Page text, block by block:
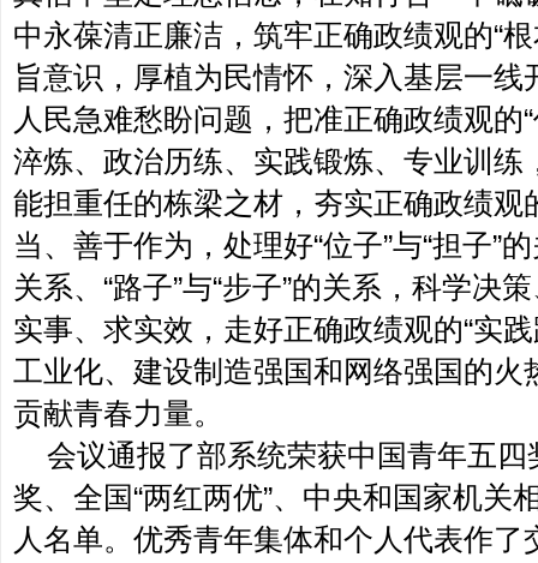
中永葆清正廉洁，筑牢正确政绩观的“
旨意识，厚植为民情怀，深入基层一
人民急难愁盼问题，把准正确政绩观的
淬炼、政治历练、实践锻炼、专业训练
能担重任的栋梁之材，夯实正确政绩观
当、善于作为，处理好“位子”与“担子”
关系、“路子”与“步子”的关系，科学决
实事、求实效，走好正确政绩观的“实
工业化、建设制造强国和网络强国的火
贡献青春力量。
会议通报了部系统荣获中国青年五
奖、全国“两红两优”、中央和国家机关
人名单。优秀青年集体和个人代表作了